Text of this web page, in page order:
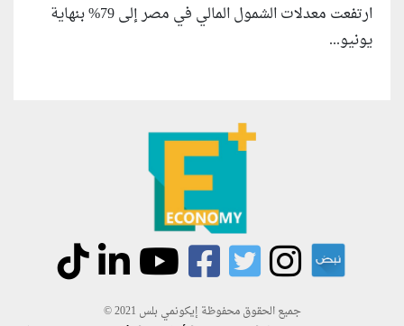
ارتفعت معدلات الشمول المالي في مصر إلى 79% بنهاية
يونيو...
جميع الحقوق محفوظة إيكونمي بلس 2021 ©